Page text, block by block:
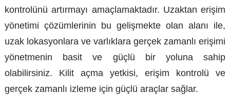
kontrolünü artırmayı amaçlamaktadır. Uzaktan erişim
yönetimi çözümlerinin bu gelişmekte olan alanı ile,
uzak lokasyonlara ve varlıklara gerçek zamanlı erişimi
yönetmenin basit ve güçlü bir yoluna sahip
olabilirsiniz. Kilit açma yetkisi, erişim kontrolü ve
gerçek zamanlı izleme için güçlü araçlar sağlar.